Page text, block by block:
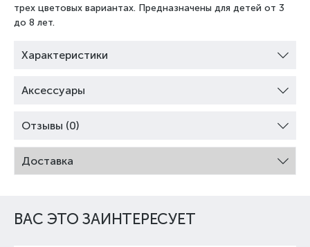
трех цветовых вариантах. Предназначены для детей от 3
до 8 лет.
Характеристики
Аксессуары
Отзывы (0)
Доставка
ВАС ЭТО ЗАИНТЕРЕСУЕТ